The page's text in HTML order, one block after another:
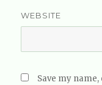
WEBSITE
Save my